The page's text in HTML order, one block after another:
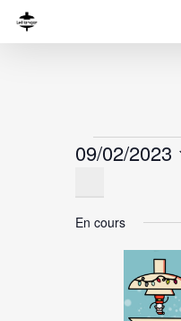
9
2023
09/02/2023
date.
En cours